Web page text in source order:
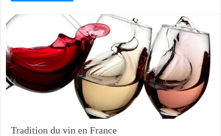
Tradition du vin en France